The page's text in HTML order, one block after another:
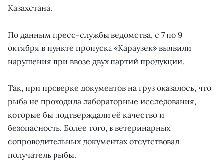
Казахстана.
По данным пресс-службы ведомства, с 7 по 9
октября в пункте пропуска «Караузек» выявили
нарушения при ввозе двух партий продукции.
Так, при проверке документов на груз оказалось, что
рыба не проходила лабораторные исследования,
которые бы подтверждали её качество и
безопасность. Более того, в ветеринарных
сопроводительных документах отсутствовал
получатель рыбы.